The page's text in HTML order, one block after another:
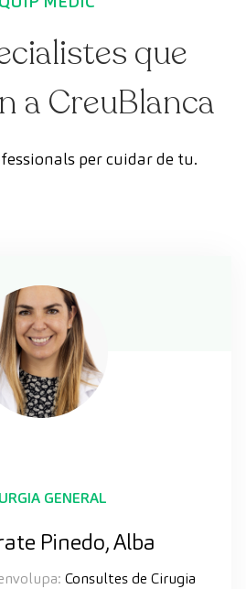
que
a CreuBlanca
per cuidar de tu.
GENERAL
Pinedo, Alba
Consultes de Cirugia